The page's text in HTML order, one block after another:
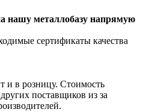
нашу металлобазу напрямую
сертификаты качества
и в розницу. Стоимость
поставщиков из за